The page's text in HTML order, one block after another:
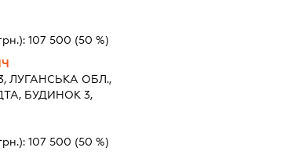
107 500 (50 %)
ЛУГАНСЬКА ОБЛ.,
БУДИНОК 3,
107 500 (50 %)